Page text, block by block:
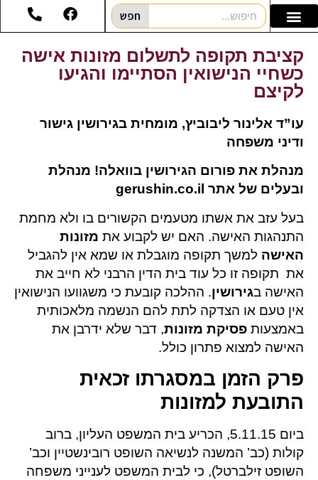
חפש
קציבת תקופה לתשלום מזונות אישה
כשחיי הנישואין הסתיימו והגיעו
לקיצם
עו”ד אלינור ליבוביץ, מומחית בגירושין גישור
ודיני משפחה
מנהלת את פורום הגירושין בוואלה! מנהלת
ובעלים של אתר gerushin.co.il
בעל עזב את אשתו מטעמים הקשורים בו ולא מחמת
התנהגות האישה. האם יש לקבוע את מזונות
האישה למשך תקופה מוגבלת או שמא אין להגביל
את תקופה זו כל עוד בית הדין הרבני לא חייב את
האישה בגירושין. ההלכה קובעת כי משגוועו הנישואין
אין טעם או הצדקה לתת להם הנשמה מלאכותית
באמצעות פסיקת מזונות, דבר שלא ידרבן את
האישה למצוא פתרון כולל.
פרק הזמן במסגרתו זכאית
התובעת למזונות
ביום 5.11.15, הכריע בית המשפט העליון, ברוב
קולות (כב’ המשנה לנשיאה השופט רובינשטיין וכב’
השופט זילברטל), כי לבית המשפט לענייני משפחה